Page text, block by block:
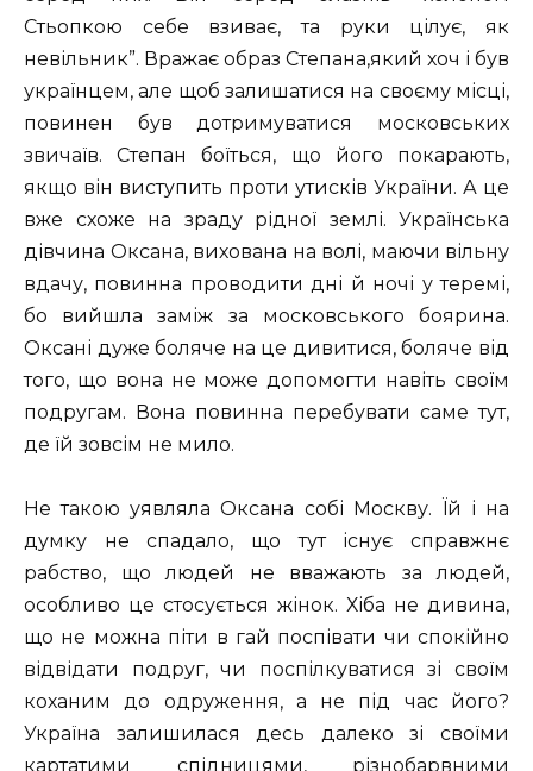
Стьопкою себе взиває, та руки цілує, як
невільник”. Вражає образ Степана,який хоч і був
українцем, але щоб залишатися на своєму місці,
повинен був дотримуватися московських
звичаїв. Степан боїться, що його покарають,
якщо він виступить проти утисків України. А це
вже схоже на зраду рідної землі. Українська
дівчина Оксана, вихована на волі, маючи вільну
вдачу, повинна проводити дні й ночі у теремі,
бо вийшла заміж за московського боярина.
Оксані дуже боляче на це дивитися, боляче від
того, що вона не може допомогти навіть своїм
подругам. Вона повинна перебувати саме тут,
де їй зовсім не мило.
Не такою уявляла Оксана собі Москву. Їй і на
думку не спадало, що тут існує справжнє
рабство, що людей не вважають за людей,
особливо це стосується жінок. Хіба не дивина,
що не можна піти в гай поспівати чи спокійно
відвідати подруг, чи поспілкуватися зі своїм
коханим до одруження, а не під час його?
Україна залишилася десь далеко зі своїми
картатими спідницями, різнобарвними